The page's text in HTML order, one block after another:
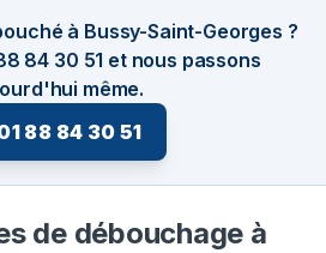
à Bussy-Saint-Georges ?
84 30 51 et nous passons
même.
88 84 30 51
de débouchage à